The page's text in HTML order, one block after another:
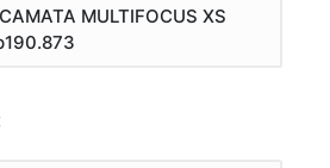
MULTIFOCUS XS